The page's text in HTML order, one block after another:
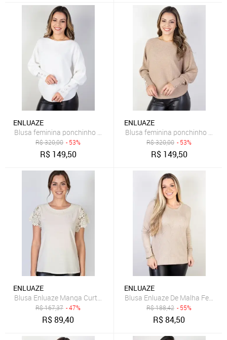
ENLUAZE
Blusa feminina ponchinho 81196 - Off white
R$320,00 - 53%
R$ 149,50
ENLUAZE
Blusa feminina ponchinho
R$320,00 - 53%
R$ 149,50
ENLUAZE
Blusa Enluaze Manga Curta Feminina Detalhe Crochê 51607 - Bege
R$167,37 - 47%
R$89,40
ENLUAZE
Blusa Enluaze De Malha
R$188,42 - 55%
R$84,50